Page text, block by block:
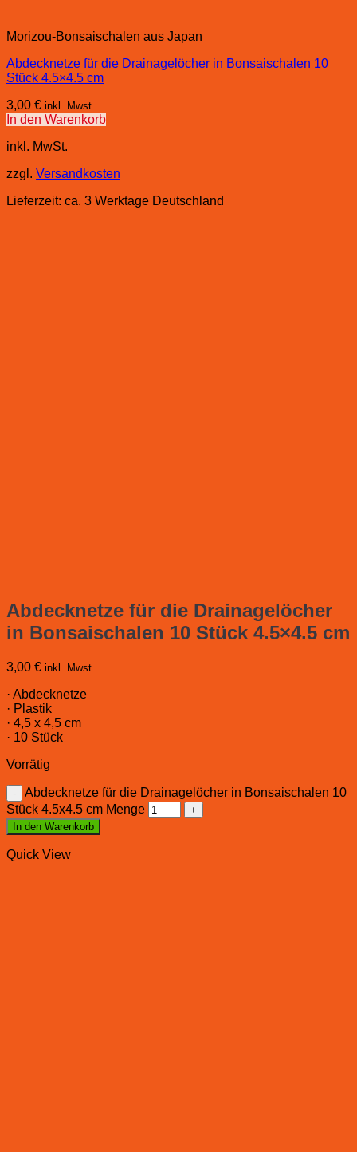
Morizou-Bonsaischalen aus Japan
Abdecknetze für die Drainagelöcher in Bonsaischalen 10
Stück 4.5×4.5 cm
3,00 € inkl. Mwst.
In den Warenkorb
inkl. MwSt.
zzgl. Versandkosten
Lieferzeit: ca. 3 Werktage Deutschland
Abdecknetze für die Drainagelöcher
in Bonsaischalen 10 Stück 4.5×4.5 cm
3,00 € inkl. Mwst.
· Abdecknetze
· Plastik
· 4,5 x 4,5 cm
· 10 Stück
Vorrätig
Abdecknetze für die Drainagelöcher in Bonsaischalen 10
Stück 4.5x4.5 cm Menge
In den Warenkorb
Quick View